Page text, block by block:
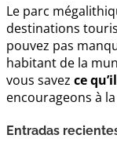
Le parc
destinations
pouvez pas
habitant de la
vous savez ce
encourageons à
Entradas